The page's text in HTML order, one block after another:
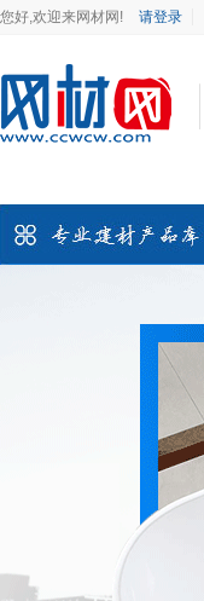
您好,欢迎来网材网! 请登录